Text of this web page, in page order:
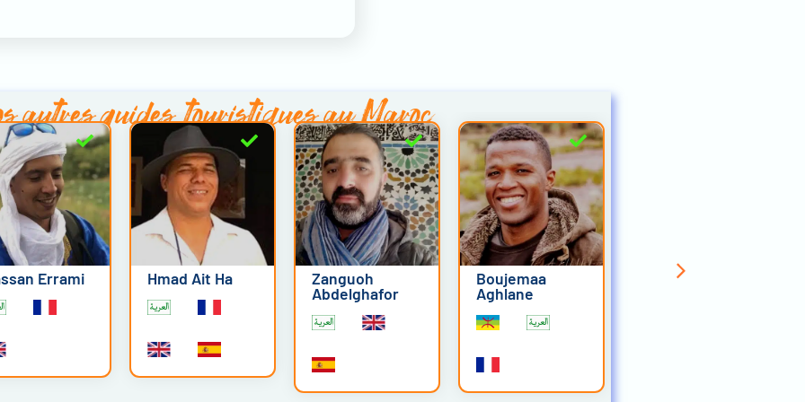
autresguides touristiques au Maroc
Errami Hmad Ait Ha Zanguoh
Abdelghafor
Boujemaa
Aghlane
Hassan Idhmad